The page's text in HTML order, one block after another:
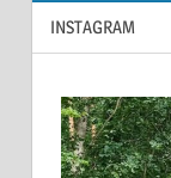
INSTAGRAM